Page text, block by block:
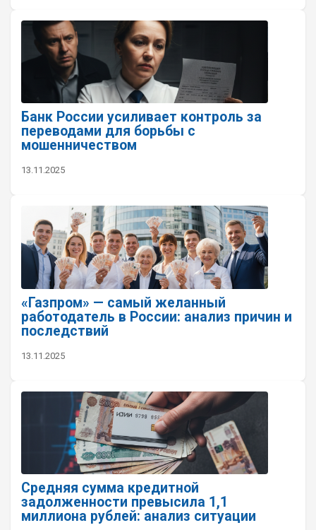
Банк России усиливает контроль за
переводами для борьбы с
мошенничеством
13.11.2025
«Газпром» — самый желанный
работодатель в России: анализ причин и
последствий
13.11.2025
Средняя сумма кредитной
задолженности превысила 1,1
миллиона рублей: анализ ситуации